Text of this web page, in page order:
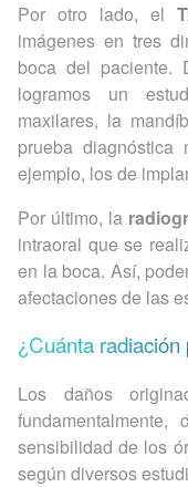
Por otro lado, el
imágenes en tres
boca del paciente.
logramos un
maxilares, la
prueba diagnóstica
ejemplo, los de
Por último, la
intraoral que se
en la boca. Así,
afectaciones de las
¿Cuánta
Los daños
sensibilidad de los
según diversos